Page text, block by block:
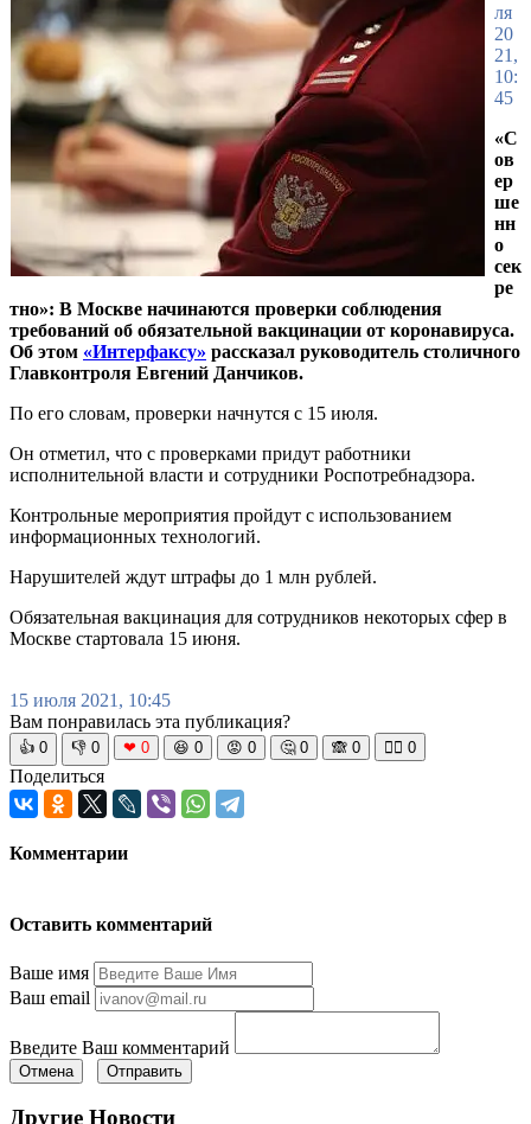
ля
20
21,
10:
45
«С
ов
ер
ше
нн
о
сек
ре
тно»: В Москве начинаются проверки соблюдения
требований об обязательной вакцинации от коронавируса.
Об этом «Интерфаксу» рассказал руководитель столичного
Главконтроля Евгений Данчиков.
По его словам, проверки начнутся с 15 июля.
Он отметил, что с проверками придут работники
исполнительной власти и сотрудники Роспотребнадзора.
Контрольные мероприятия пройдут с использованием
информационных технологий.
Нарушителей ждут штрафы до 1 млн рублей.
Обязательная вакцинация для сотрудников некоторых сфер в
Москве стартовала 15 июня.
15 июля 2021, 10:45
Вам понравилась эта публикация?
👍 0 👎 0 ❤ 0 😆 0 😡 0 🤔 0 🙈 0 🧘‍♀️ 0
Поделиться
Комментарии
Оставить комментарий
Ваше имя
Ваш email
Введите Ваш комментарий
Отмена Отправить
Другие Новости